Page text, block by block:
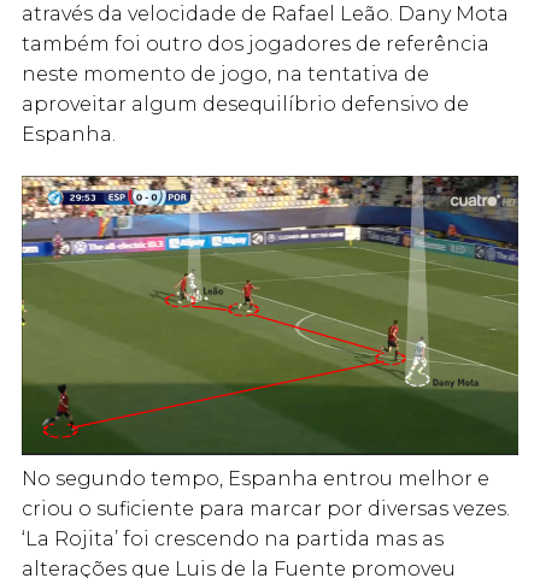
através da velocidade de Rafael Leão. Dany Mota
também foi outro dos jogadores de referência
neste momento de jogo, na tentativa de
aproveitar algum desequilíbrio defensivo de
Espanha.
No segundo tempo, Espanha entrou melhor e
criou o suficiente para marcar por diversas vezes.
‘La Rojita’ foi crescendo na partida mas as
alterações que Luis de la Fuente promoveu